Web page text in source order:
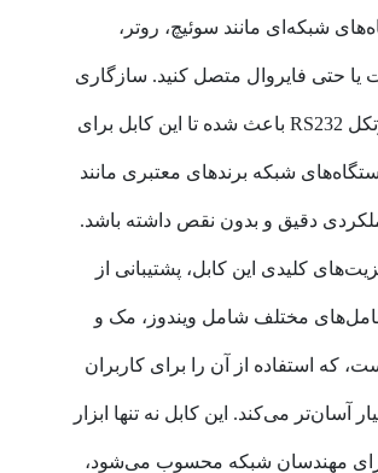
شبکه‌ای مانند سوئیچ، روتر،
یا حتی فایروال متصل کنید. سازگاری
کامل با پروتکل RS232 باعث شده تا این کابل برای
شبکه برندهای معتبری مانند
دقیق و بدون نقص داشته باشد.
کلیدی این کابل، پشتیبانی از
مختلف شامل ویندوز، مک و
که استفاده از آن را برای کاربران
آسان‌تر می‌کند. این کابل نه تنها ابزار
مهندسان شبکه محسوب می‌شود،